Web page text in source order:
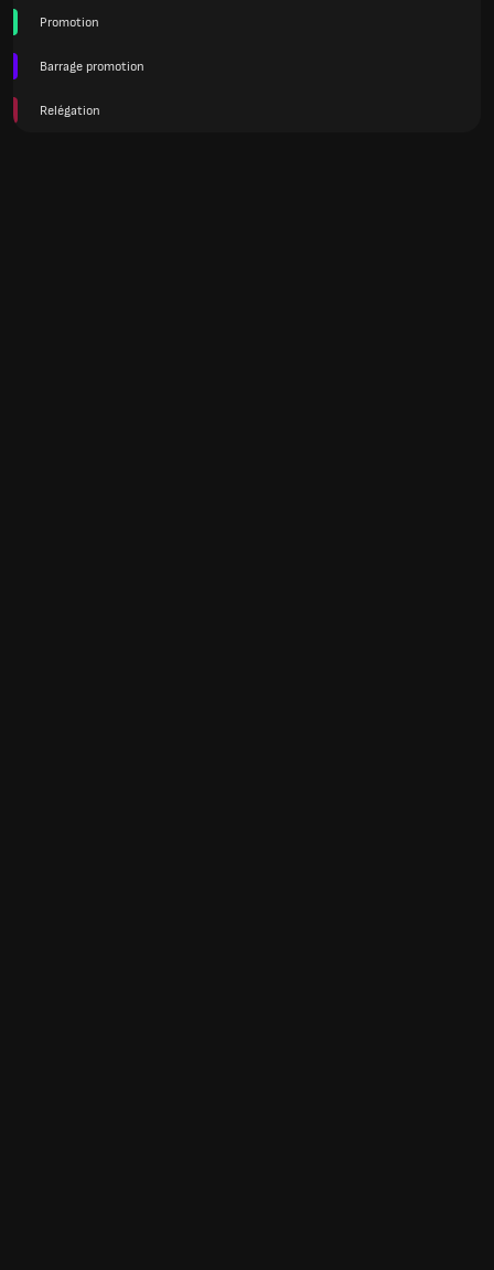
Promotion
Barrage promotion
Relégation